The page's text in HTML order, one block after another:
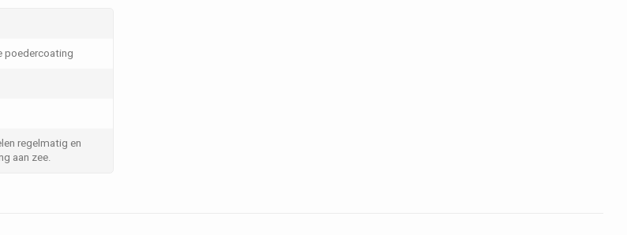
poedercoating
regelmatig en
aan zee.